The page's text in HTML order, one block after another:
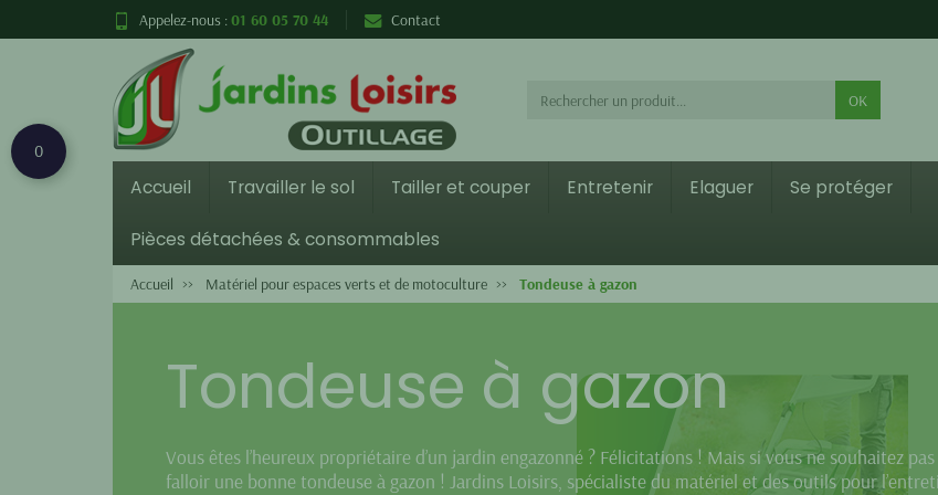
0
Appelez-nous :01 60 05 70 44 Contact
OK
Accueil Travailler le sol Tailler et couper Entretenir Elaguer Se protéger
Pièces détachées & consommables
Accueil Matériel pour espaces verts et de motoculture Tondeuse à gazon
Tondeuse à gazon
Vous êtes l’heureux propriétaire d’un jardin engazonné ? Félicitations ! Mais si vous ne souhaitez
falloir une bonne tondeuse à gazon ! Jardins Loisirs, spécialiste du matériel et des outils pour